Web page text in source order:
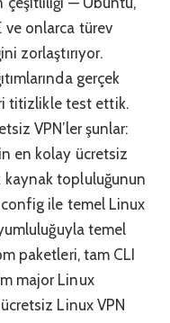
ve onlarca türev
zorlaştırıyor.
gerçek
titizlikle test ettik.
VPN’ler şunlar:
en kolay ücretsiz
kaynak topluluğunun
ile temel Linux
temel
paketleri, tam CLI
major Linux
Linux VPN